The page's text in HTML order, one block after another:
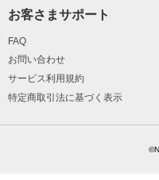
お客さまサポート
FAQ
お問い合わせ
サービス利用規約
特定商取引法に基づく表示